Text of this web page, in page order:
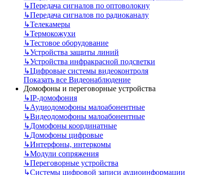
↳Передача сигналов по оптоволокну
↳Передача сигналов по радиоканалу
↳Телекамеры
↳Термокожухи
↳Тестовое оборудование
↳Устройства защиты линий
↳Устройства инфракрасной подсветки
↳Цифровые системы видеоконтроля
Показать все Видеонаблюдение
Домофоны и переговорные устройства
↳IP-домофония
↳Аудиодомофоны малоабонентные
↳Видеодомофоны малоабонентные
↳Домофоны координатные
↳Домофоны цифровые
↳Интерфоны, интеркомы
↳Модули сопряжения
↳Переговорные устройства
↳Системы цифровой записи аудиоинформации